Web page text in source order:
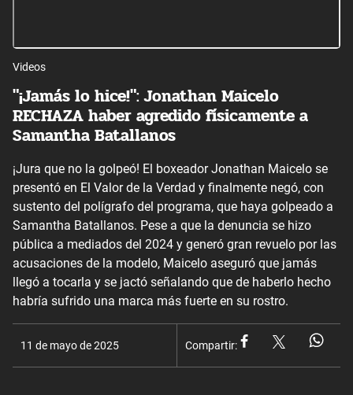
Videos
"¡Jamás lo hice!": Jonathan Maicelo
RECHAZA haber agredido físicamente a
Samantha Batallanos
¡Jura que no la golpeó! El boxeador Jonathan Maicelo se
presentó en El Valor de la Verdad y finalmente negó, con
sustento del polígrafo del programa, que haya golpeado a
Samantha Batallanos. Pese a que la denuncia se hizo
pública a mediados del 2024 y generó gran revuelo por las
acusaciones de la modelo, Maicelo aseguró que jamás
llegó a tocarla y se jactó señalando que de haberlo hecho
habría sufrido una marca más fuerte en su rostro.
11 de mayo de 2025 Compartir: